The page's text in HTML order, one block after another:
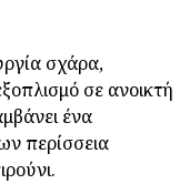
σχάρα,
σε ανοικτή
ένα
περίσσεια